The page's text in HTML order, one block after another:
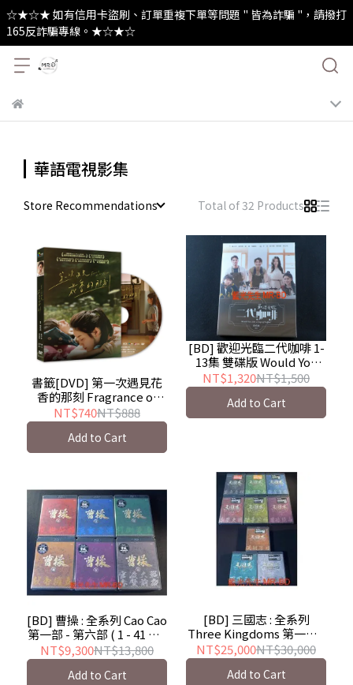
☆★☆★ 如有信用卡盜刷、訂單重複下單等問題 " 皆為詐騙 "，請撥打
165反詐騙專線。★☆★☆
華語電視影集
Store Recommendations Total of 32 Products
書籤[DVD] 第一次遇見花
香的那刻 Fragrance of
the First Flower ( 采昌 )
電視劇
NT$740NT$888
Add to Cart
[BD] 歡迎光臨二代咖啡 1-
13集 雙碟版 Would You
Like a Cup of Coffee ( 得
利 )
NT$1,320NT$1,500
Add to Cart
[BD] 曹操 : 全系列 Cao Cao
第一部 - 第六部 ( 1 - 41 話 )
十四碟珍藏版
NT$9,300NT$13,800
Add to Cart
[BD] 三國志 : 全系列
Three Kingdoms 第一部 -
第九部 ( 1 - 95 話 ) 二十七
碟珍藏版
NT$25,000NT$30,000
Add to Cart